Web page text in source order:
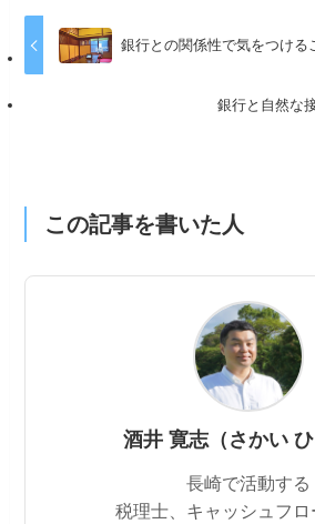
銀行との関係性で気をつける
銀行と自然な
この記事を書いた人
酒井 寛志（さかい ひ
長崎で活動する
税理士、キャッシュフロ